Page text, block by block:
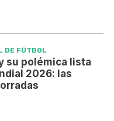
DE FÚTBOL
su polémica lista
2026: las